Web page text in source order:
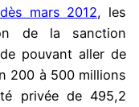
dès mars 2012, les
de la sanction
pouvant aller de
200 à 500 millions
privée de 495,2